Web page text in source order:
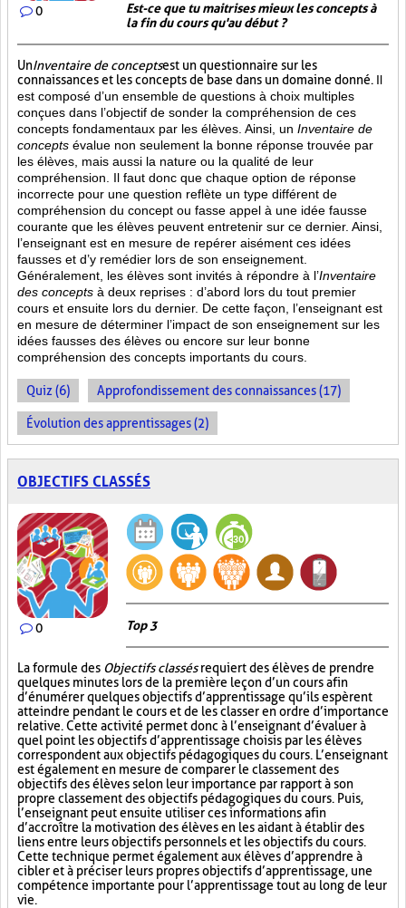
0
Est-ce que tu maitrises mieux les concepts à
la fin du cours qu'au début ?
UnInventaire de conceptsest un questionnaire sur les
connaissances et les concepts de base dans un domaine donné. Il
est composé d’un ensemble de questions à choix multiples
conçues dans l’objectif de sonder la compréhension de ces
concepts fondamentaux par les élèves. Ainsi, un Inventaire de
concepts évalue non seulement la bonne réponse trouvée par
les élèves, mais aussi la nature ou la qualité de leur
compréhension. Il faut donc que chaque option de réponse
incorrecte pour une question reflète un type différent de
compréhension du concept ou fasse appel à une idée fausse
courante que les élèves peuvent entretenir sur ce dernier. Ainsi,
l’enseignant est en mesure de repérer aisément ces idées
fausses et d’y remédier lors de son enseignement.
Généralement, les élèves sont invités à répondre à l’Inventaire
des concepts à deux reprises : d’abord lors du tout premier
cours et ensuite lors du dernier. De cette façon, l’enseignant est
en mesure de déterminer l’impact de son enseignement sur les
idées fausses des élèves ou encore sur leur bonne
compréhension des concepts importants du cours.
Quiz (6) Approfondissement des connaissances (17)
Évolution des apprentissages (2)
OBJECTIFS CLASSÉS
0 Top 3
La formule des Objectifs classésrequiert des élèves de prendre
quelques minutes lors de la première leçon d’un cours afin
d’énumérer quelques objectifs d’apprentissage qu’ils espèrent
atteindre pendant le cours et de les classer en ordre d’importance
relative. Cette activité permet donc à l’enseignant d’évaluer à
quel point les objectifs d’apprentissage choisis par les élèves
correspondent aux objectifs pédagogiques du cours. L’enseignant
est également en mesure de comparer le classement des
objectifs des élèves selon leur importance par rapport à son
propre classement des objectifs pédagogiques du cours. Puis,
l’enseignant peut ensuite utiliser ces informations afin
d’accroître la motivation des élèves en les aidant à établir des
liens entre leurs objectifs personnels et les objectifs du cours.
Cette technique permet également aux élèves d’apprendre à
cibler et à préciser leurs propres objectifs d’apprentissage, une
compétence importante pour l’apprentissage tout au long de leur
vie.